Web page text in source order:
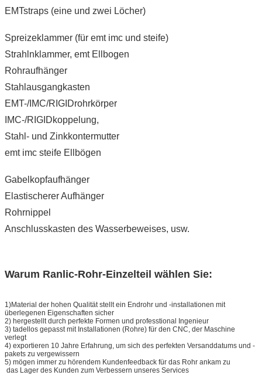
EMTstraps (eine und zwei Löcher)
Spreizeklammer (für emt imc und steife)
Strahlnklammer, emt Ellbogen
Rohraufhänger
Stahlausgangkasten
EMT-/IMC/RIGIDrohrkörper
IMC-/RIGIDkoppelung,
Stahl- und Zinkkontermutter
emt imc steife Ellbögen
Gabelkopfaufhänger
Elastischerer Aufhänger
Rohrnippel
Anschlusskasten des Wasserbeweises, usw.
Warum Ranlic-Rohr-Einzelteil wählen Sie:
1)Material der hohen Qualität stellt ein Endrohr und -installationen mit
überlegenen Eigenschaften sicher
2) hergestellt durch perfekte Formen und professtional Ingenieur
3) tadellos gepasst mit Installationen (Rohre) für den CNC, der Maschine
verlegt
4) exportieren 10 Jahre Erfahrung, um sich des perfekten Versanddatums und -
pakets zu vergewissern
5) mögen immer zu hörendem Kundenfeedback für das Rohr ankam zu
das Lager des Kunden zum Verbessern unseres Services